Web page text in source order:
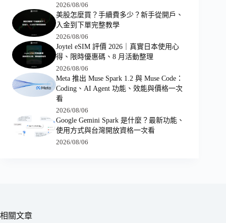
2026/08/06
美股怎麼買？手續費多少？新手從開戶、
入金到下單完整教學
2026/08/06
Joytel eSIM 評價 2026｜真實日本使用心
得、限時優惠碼、8 月活動整理
2026/08/06
Meta 推出 Muse Spark 1.2 與 Muse Code：
Coding、AI Agent 功能、效能與價格一次
看
2026/08/06
Google Gemini Spark 是什麼？最新功能、
使用方式與台灣開放資格一次看
2026/08/06
相關文章